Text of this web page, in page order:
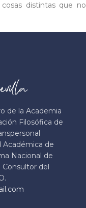
distintas que no
de la Academia
Filosófica de
Académica de
Nacional de
Consultor del